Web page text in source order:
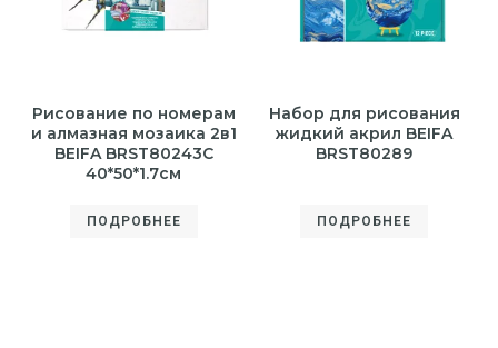
Рисование по номерам
и алмазная мозаика 2в1
BEIFA BRST80243С
40*50*1.7см
ПОДРОБНЕЕ
Набор для рисования
жидкий акрил BEIFA
BRST80289
ПОДРОБНЕЕ